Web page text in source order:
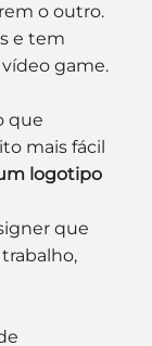
o outro.
e tem
game.
que
mais fácil
logotipo
que